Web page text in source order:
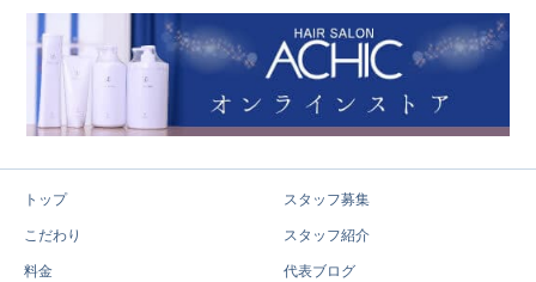
トップ
こだわり
料金
スタッフ募集
スタッフ紹介
代表ブログ